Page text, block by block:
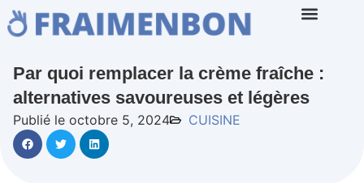
Par quoi remplacer la crème fraîche :
alternatives savoureuses et légères
Publié le octobre 5, 2024 CUISINE